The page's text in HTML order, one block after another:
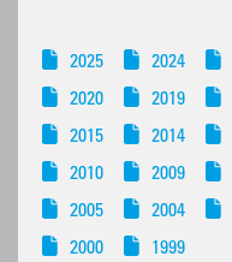
2025 2024
2020
2019
2015
2014
2010
2009
2005
2004
2000
1999